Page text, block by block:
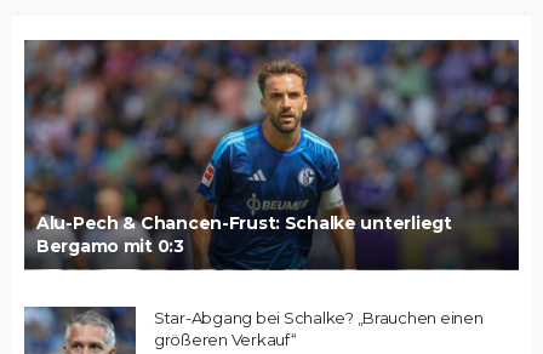
Alu-Pech & Chancen-Frust: Schalke unterliegt
Bergamo mit 0:3
Star-Abgang bei Schalke? „Brauchen einen
größeren Verkauf“